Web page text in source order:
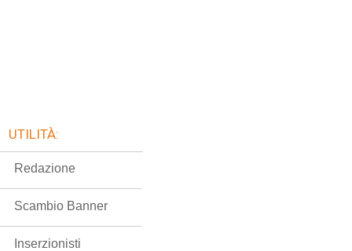
UTILITÀ:
Redazione
Scambio Banner
Inserzionisti